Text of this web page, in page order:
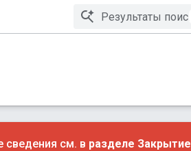
сведения см. в разделе Закрытие